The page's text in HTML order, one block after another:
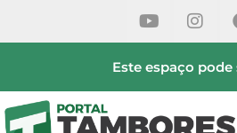
Este espaço pode